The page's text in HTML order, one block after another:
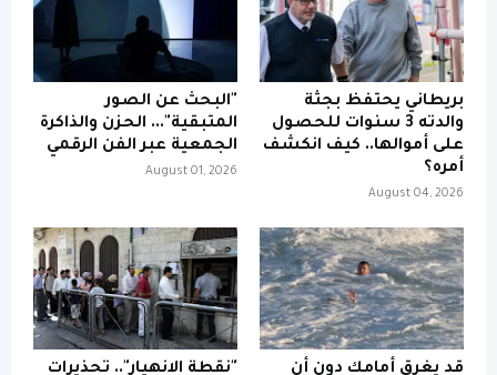
بريطاني يحتفظ بجثة
والدته 3 سنوات للحصول
على أموالها.. كيف انكشف
أمره؟
August 04, 2026
"البحث عن الصور
المتبقية"... الحزن والذاكرة
الجمعية عبر الفن الرقمي
August 01, 2026
قد يغرق أمامك دون أن "نقطة الانهيار".. تحذيرات